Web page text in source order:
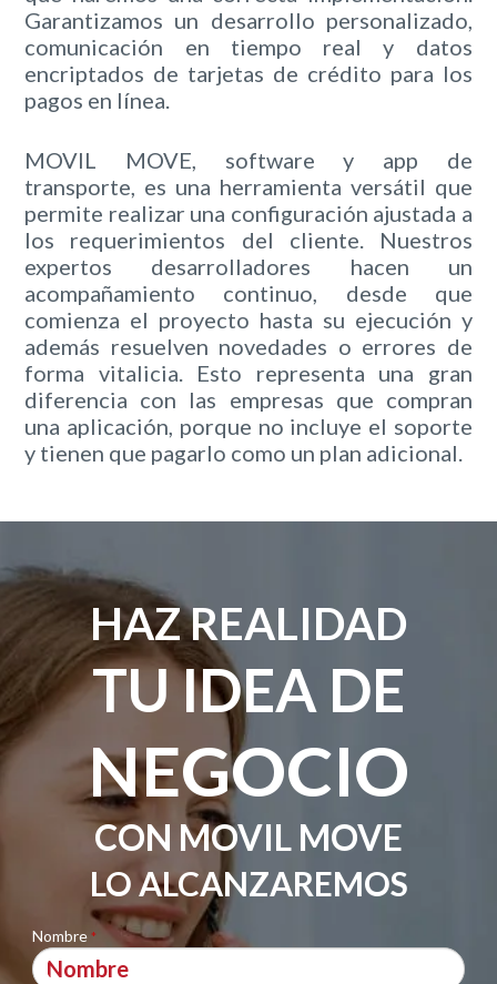
Garantizamos un desarrollo personalizado,
comunicación en tiempo real y datos
encriptados de tarjetas de crédito para los
pagos en línea.
MOVIL MOVE, software y app de
transporte, es una herramienta versátil que
permite realizar una configuración ajustada a
los requerimientos del cliente. Nuestros
expertos desarrolladores hacen un
acompañamiento continuo, desde que
comienza el proyecto hasta su ejecución y
además resuelven novedades o errores de
forma vitalicia. Esto representa una gran
diferencia con las empresas que compran
una aplicación, porque no incluye el soporte
y tienen que pagarlo como un plan adicional.
HAZ REALIDAD
TU IDEA DE
NEGOCIO
CON MOVIL MOVE
LO ALCANZAREMOS
Nombre*